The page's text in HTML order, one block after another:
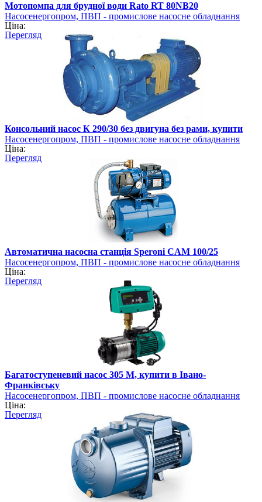
Мотопомпа для брудної води Rato RT 80NB20
Насосенергопром, ПВП - промислове насосне обладнання
Ціна:
Перегляд
Консольний насос К 290/30 без двигуна без рами, купити
Насосенергопром, ПВП - промислове насосне обладнання
Ціна:
Перегляд
Автоматична насосна станція Speroni CAM 100/25
Насосенергопром, ПВП - промислове насосне обладнання
Ціна:
Перегляд
Багатоступеневий насос 305 M, купити в Івано-
Франківську
Насосенергопром, ПВП - промислове насосне обладнання
Ціна:
Перегляд